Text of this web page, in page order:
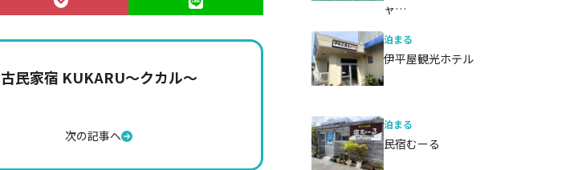
古民家宿 KUKARU～クカル～
次の記事へ
ャ…
泊まる
伊平屋観光ホテル
泊まる
民宿むーる